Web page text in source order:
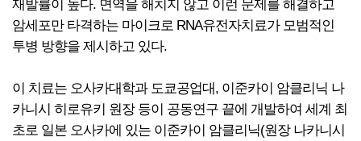
재발률이 높다. 면역을 해치지 않고 이런 문제를 해결하고
암세포만 타격하는 마이크로 RNA유전자치료가 모범적인
투병 방향을 제시하고 있다.
이 치료는 오사카대학과 도쿄공업대, 이준카이 암클리닉 나
카니시 히로유키 원장 등이 공동연구 끝에 개발하여 세계 최
초로 일본 오사카에 있는 이준카이 암클리닉(원장 나카니시